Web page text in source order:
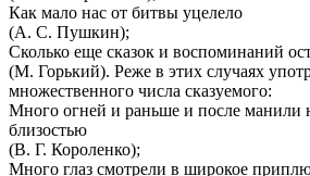
Как мало нас от битвы уцелело
(А. С. Пушкин);
Сколько еще сказок и воспоминаний
(М. Горький). Реже в этих случаях
множественного числа сказуемого:
Много огней и раньше и после манили
близостью
(В. Г. Короленко);
Много глаз смотрели в широкое